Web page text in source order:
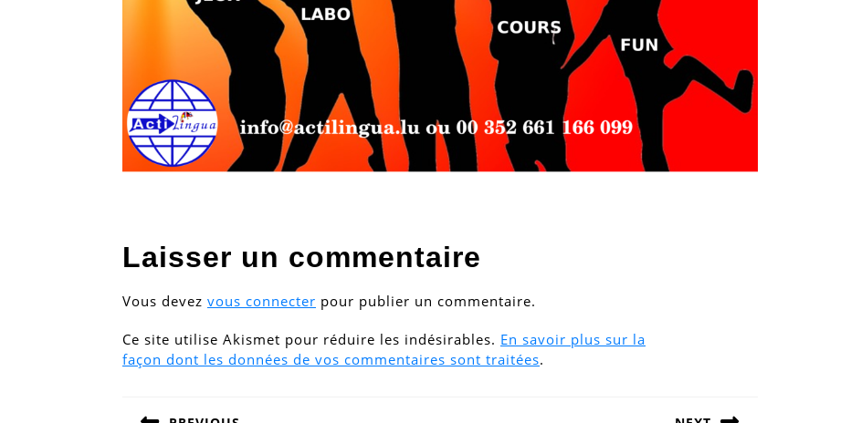
Laisser un commentaire
Vous devez vous connecter pour publier un commentaire.
Ce site utilise Akismet pour réduire les indésirables. En savoir plus sur la
façon dont les données de vos commentaires sont traitées.